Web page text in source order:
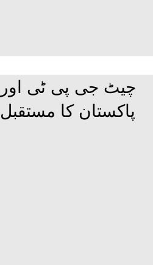
چیٹ جی پی ٹی اور
پاکستان کا مستقبل